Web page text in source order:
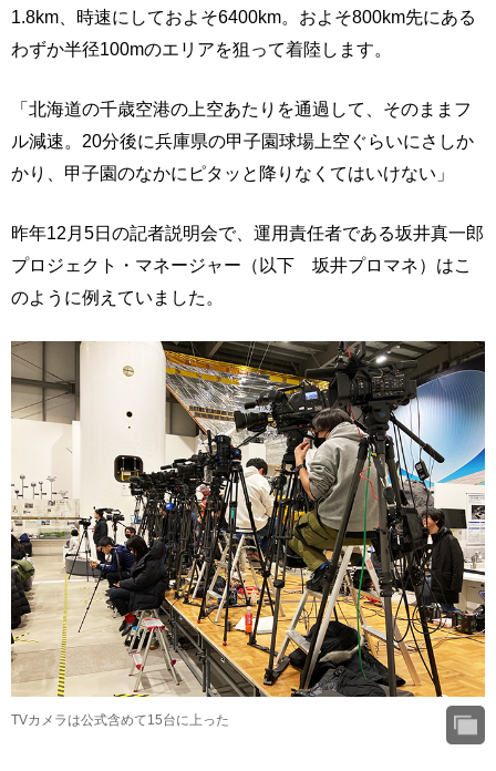
1.8km、時速にしておよそ6400km。およそ800km先にある
わずか半径100mのエリアを狙って着陸します。
「北海道の千歳空港の上空あたりを通過して、そのままフ
ル減速。20分後に兵庫県の甲子園球場上空ぐらいにさしか
かり、甲子園のなかにピタッと降りなくてはいけない」
昨年12月5日の記者説明会で、運用責任者である坂井真一郎
プロジェクト・マネージャー（以下 坂井プロマネ）はこ
のように例えていました。
TVカメラは公式含めて15台に上った